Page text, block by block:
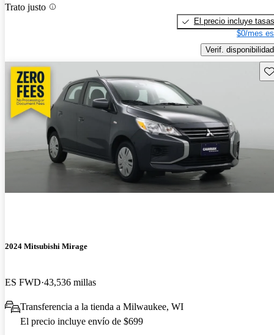
Trato justo
El precio incluye tasas
$0/mes
Verif. disponibilidad
2024 Mitsubishi Mirage
ES FWD 43,536 millas
Transferencia a la tienda a Milwaukee, WI
El precio incluye envío de $699